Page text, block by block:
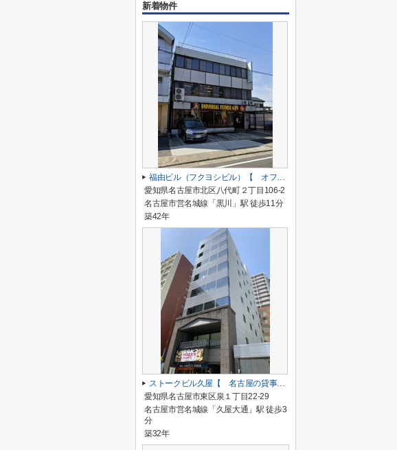
新着物件
福由ビル（フクヨシビル）【 オフィスおすすめ 】
愛知県名古屋市北区八代町２丁目106-2
名古屋市営名城線「黒川」駅 徒歩11分
築42年
ストークビル久屋【 名古屋の貸事務所・貸オフィス 】
愛知県名古屋市東区泉１丁目22-29
名古屋市営名城線「久屋大通」駅 徒歩3
分
築32年